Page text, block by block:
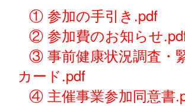
① 参加の手引き.pdf
② 参加費のお知らせ
③ 事前健康状況調査・
カード.pdf
④ 主催事業参加同意書